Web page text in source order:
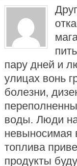
пару дней и
улицах вонь
болезни,
воды. Люди
невыносимая
топлива
продукты